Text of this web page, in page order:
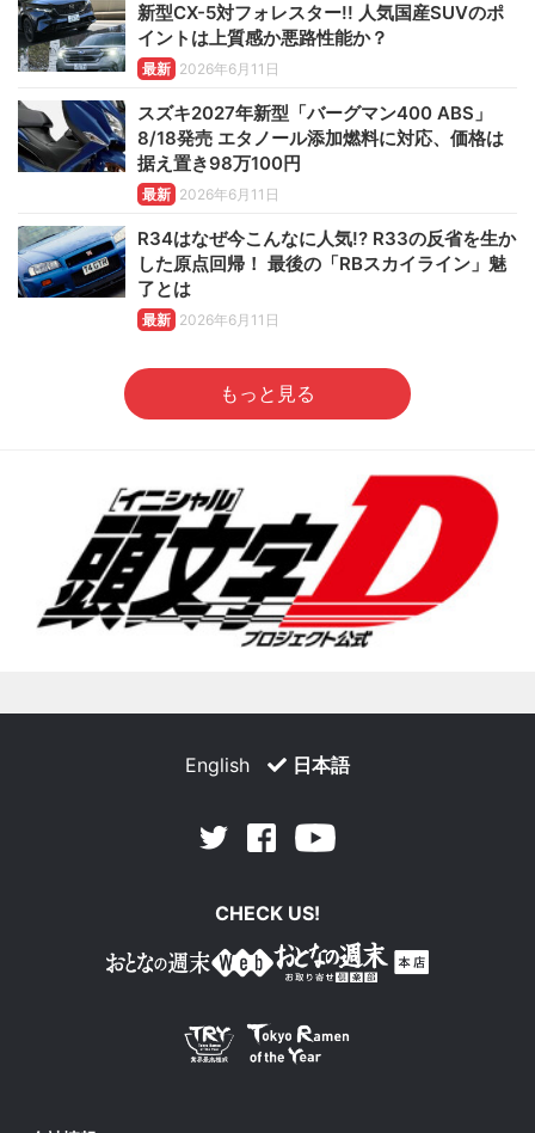
新型CX-5対フォレスター!! 人気国産SUVのポ
イントは上質感か悪路性能か？
最新 2026年6月11日
スズキ2027年新型「バーグマン400 ABS」
8/18発売 エタノール添加燃料に対応、価格は
据え置き98万100円
最新 2026年6月11日
R34はなぜ今こんなに人気!? R33の反省を生か
した原点回帰！ 最後の「RBスカイライン」魅
了とは
最新 2026年6月11日
もっと見る
English 日本語
Twitter Facebook
CHECK US!